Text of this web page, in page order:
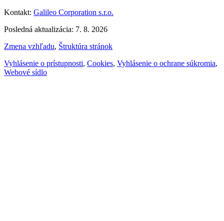
Kontakt: Galileo Corporation s.r.o.
Posledná aktualizácia: 7. 8. 2026
Zmena vzhľadu, Štruktúra stránok
Vyhlásenie o prístupnosti, Cookies, Vyhlásenie o ochrane súkromia,
Webové sídlo